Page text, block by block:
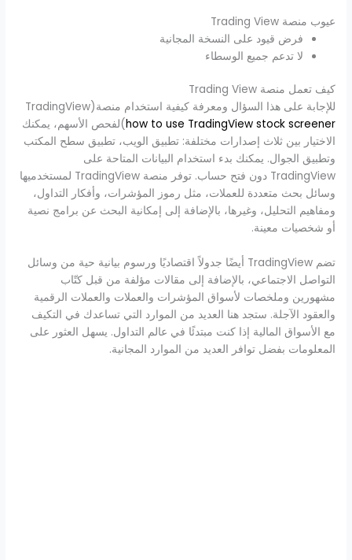
عيوب منصة Trading View
فرض قيود على النسخة المجانية
لا تدعم جميع الوسطاء
كيف تعمل منصة Trading View
للإجابة على هذا السؤال ومعرفة كيفية استخدام منصة(TradingView
(how to use TradingView stock screener لفحص الأسهم، يمكنك
الاختيار بين ثلاث إصدارات مختلفة: تطبيق الويب، تطبيق سطح المكتب
وتطبيق الجوال. يمكنك بدء استخدام البيانات المتاحة على
TradingView دون فتح حساب. توفر منصة TradingView لمستخدميها
وسائل بحث متعددة للعملات، مثل رموز المؤشرات، وأفكار التداول،
ومفاهيم التحليل، وغيرها، بالإضافة إلى إمكانية البحث عن برامج نصية
أو شخصيات معينة.
تضم TradingView أيضًا جدولاً اقتصاديًا ورسوم بيانية حية من وسائل
التواصل الاجتماعي، بالإضافة إلى مقالات مؤلفة من قبل كتّاب
مشهورين وملخصات لأسواق المؤشرات والعملات والعملات الرقمية
والعقود الآجلة. ستجد هنا العديد من الموارد التي تساعدك في التكيف
مع الأسواق المالية إذا كنت مبتدئًا في عالم التداول. يسهل العثور على
المعلومات بفضل توافر العديد من الموارد المجانية.